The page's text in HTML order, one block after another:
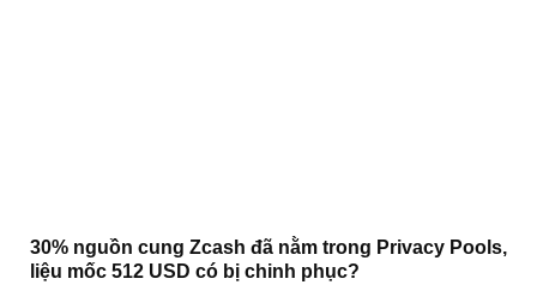
30% nguồn cung Zcash đã nằm trong Privacy Pools,
liệu mốc 512 USD có bị chinh phục?